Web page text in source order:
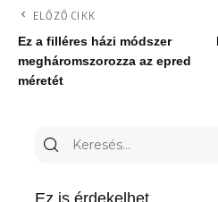
ELŐZŐ CIKK
Ez a filléres házi módszer
megháromszorozza az epred
méretét
Keresés
Ez is érdekelhet